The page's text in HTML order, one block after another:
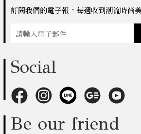
訂閱我們的電子報，每週收到潮流時尚
Social
Be our friend